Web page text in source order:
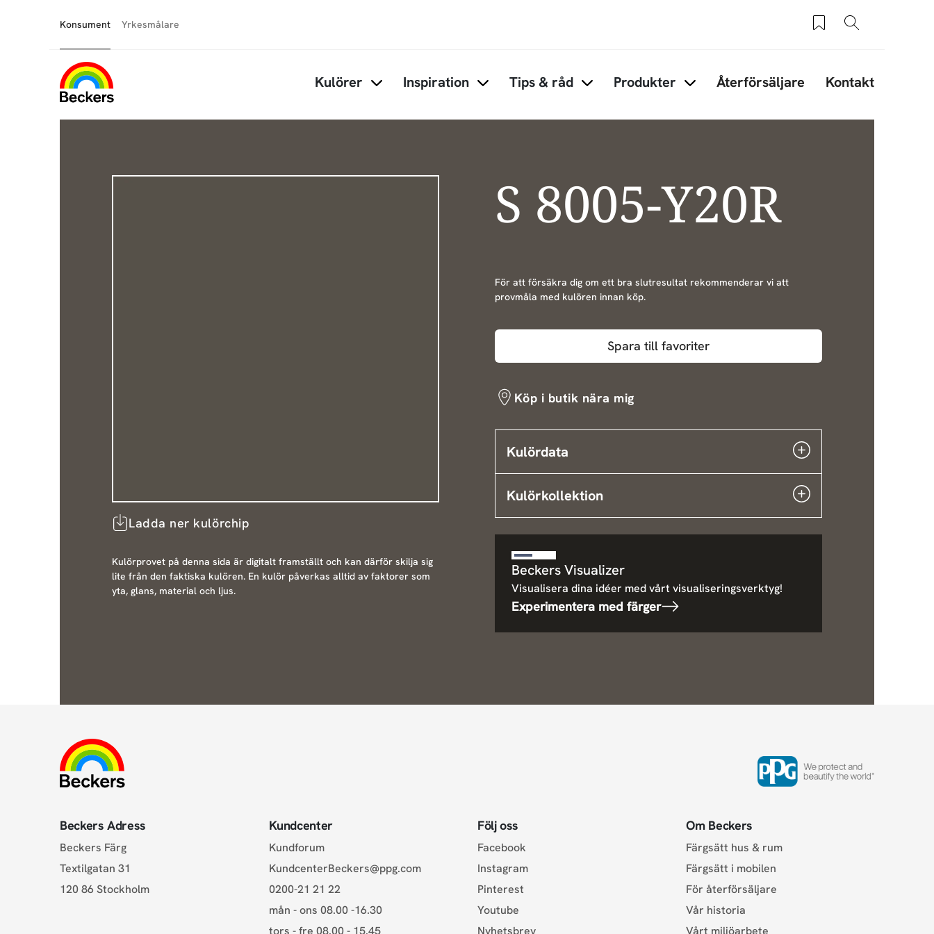
Konsument Yrkesmålare Sparade produkter
Sök
Kulörer Inspiration Tips & råd Produkter Återförsäljare Kontakt
S 8005-Y20R
Ladda ner kulörchip
Kulörprovet på denna sida är digitalt framställt och kan därför skilja sig
lite från den faktiska kulören. En kulör påverkas alltid av faktorer som
yta, glans, material och ljus.
För att försäkra dig om ett bra slutresultat rekommenderar vi att
provmåla med kulören innan köp.
Spara till favoriter
Köp i butik nära mig
Kulördata
Kulörkollektion
Beckers Visualizer
Visualisera dina idéer med vårt visualiseringsverktyg!
Experimentera med färger
Beckers Adress
Beckers Färg
Textilgatan 31
120 86 Stockholm
Kundcenter
Kundforum
KundcenterBeckers@ppg.com
0200-21 21 22
mån - ons 08.00 -16.30
tors - fre 08.00 - 15.45
Följ oss
Facebook
Instagram
Pinterest
Youtube
Nyhetsbrev
Om Beckers
Färgsätt hus & rum
Färgsätt i mobilen
För återförsäljare
Vår historia
Vårt miljöarbete